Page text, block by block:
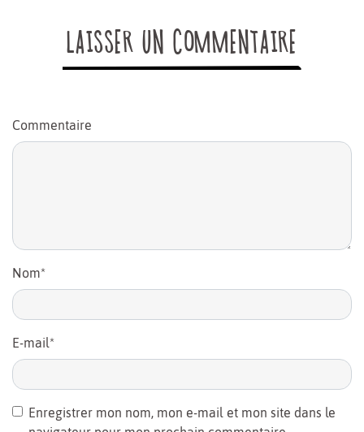
LAISSER UN COMMENTAIRE
Commentaire
Nom*
E-mail*
Enregistrer mon nom, mon e-mail et mon site dans le